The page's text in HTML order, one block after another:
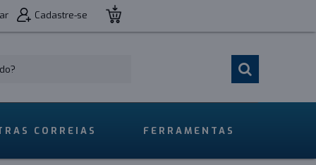
Cadastre-se
CORREIAS FERRAMENTAS